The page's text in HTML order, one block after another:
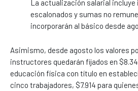
La actualización salarial
escalonados y sumas no
incorporarán al básico desde
Asimismo, desde agosto los valores
instructores quedarán fijados en
educación física con título en
cinco trabajadores, $7.914 para